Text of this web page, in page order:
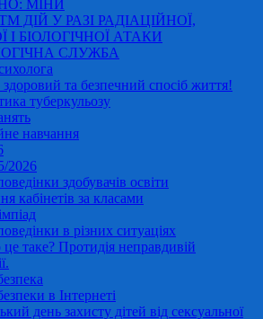
МІНИ
ДІЙ У РАЗІ РАДІАЦІЙНОЇ,
І БІОЛОГІЧНОЇ АТАКИ
СЛУЖБА
та безпечний спосіб життя!
туберкульозу
навчання
2026
здобувачів освіти
кабінетів за класами
в різних ситуаціях
таке? Протидія неправдивій
в Інтернеті
день захисту дітей від сексуальної